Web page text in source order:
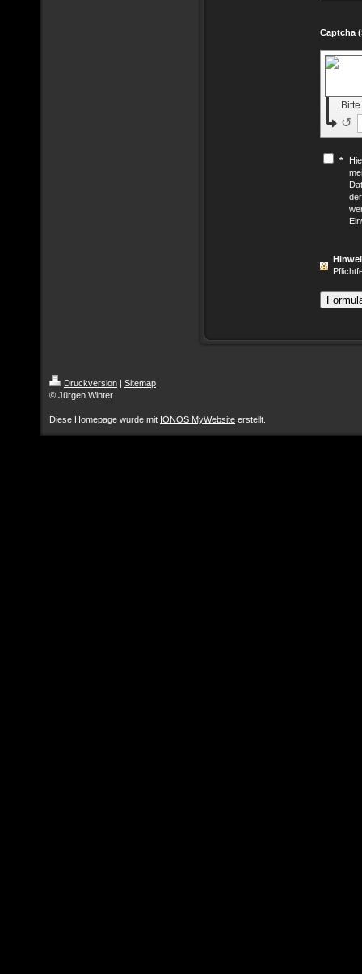
↺
*
Druckversion
Sitemap
© Jürgen Winter
Diese Homepage wurde mit IONOS MyWebsite erstellt.